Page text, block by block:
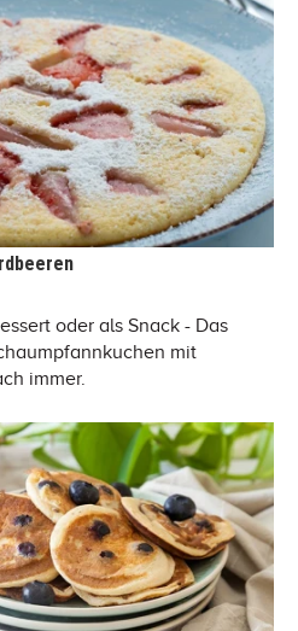
oder als Snack - Das
mit
immer.